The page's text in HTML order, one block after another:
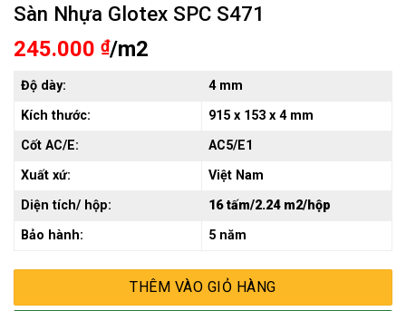
Sàn Nhựa Glotex SPC S471
245.000 ₫/m2
Độ dày:
4 mm
Kích thước:
915 x 153 x 4 mm
Cốt AC/E:
AC5/E1
Xuất xứ:
Việt Nam
Diện tích/ hộp:
16 tấm/2.24 m2/hộp
Bảo hành:
5 năm
THÊM VÀO GIỎ HÀNG